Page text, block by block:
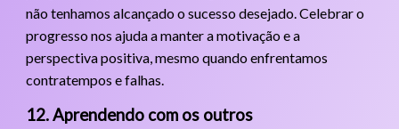
não tenhamos alcançado o sucesso desejado. Celebrar o
progresso nos ajuda a manter a motivação e a
perspectiva positiva, mesmo quando enfrentamos
contratempos e falhas.
12. Aprendendo com os outros